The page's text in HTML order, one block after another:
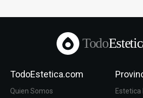
Todo
TodoEstetica.com
Quien Somos
Estetica